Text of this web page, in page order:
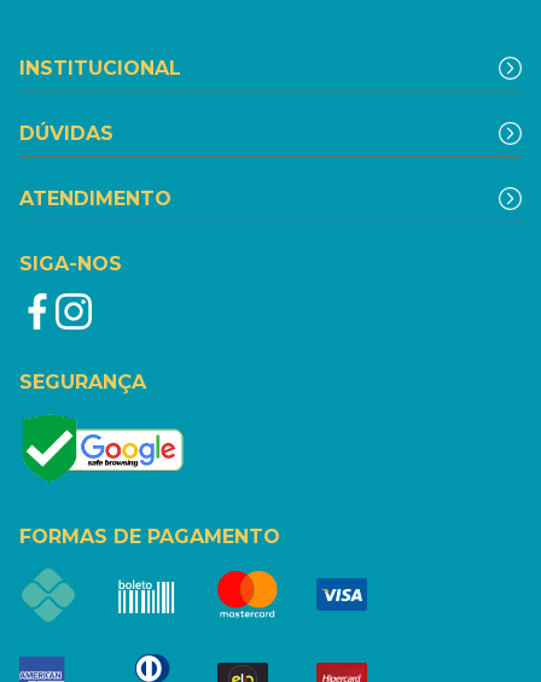
INSTITUCIONAL
DÚVIDAS
ATENDIMENTO
SIGA-NOS
SEGURANÇA
FORMAS DE PAGAMENTO